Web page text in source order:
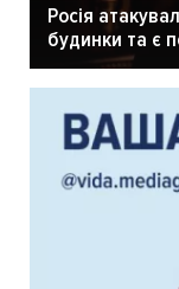
Росія
будинки та є